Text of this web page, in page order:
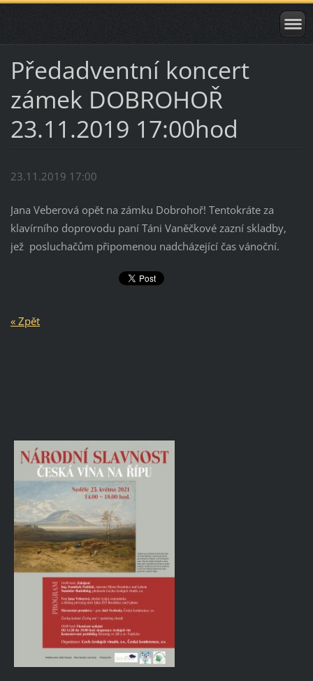
Předadventní koncert
zámek DOBROHOŘ
23.11.2019 17:00hod
23.11.2019 17:00
Jana Veberová opět na zámku Dobrohoř! Tentokráte za
klavírního doprovodu paní Táni Vaněčkové zazní skladby,
jež posluchačům připomenou nadcházející čas vánoční.
« Zpět